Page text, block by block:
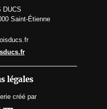
DUCS
Saint-Étienne
légales
créé par